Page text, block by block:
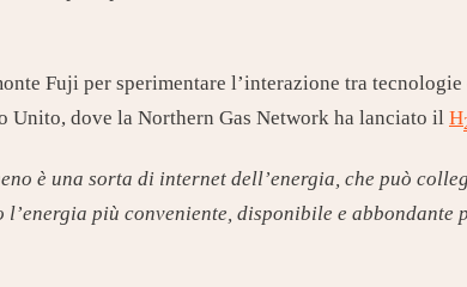
Fuji per sperimentare l’interazione tra
Unito, dove la Northern Gas Network ha lanciato il H
è una sorta di internet dell’energia, che può
più conveniente, disponibile e